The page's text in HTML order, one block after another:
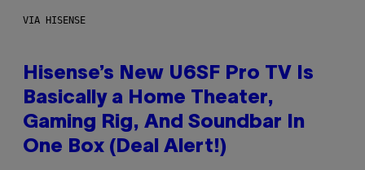
VIA HISENSE
Hisense’s New U6SF Pro TV Is
Basically a Home Theater,
Gaming Rig, And Soundbar In
One Box (Deal Alert!)